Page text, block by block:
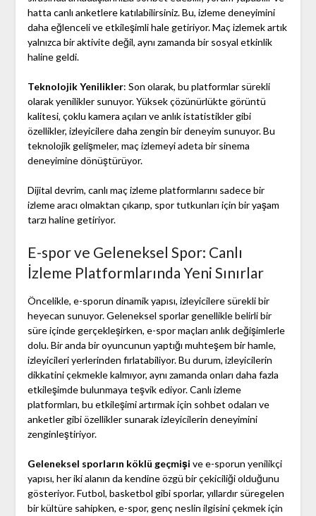
hatta canlı anketlere katılabilirsiniz. Bu, izleme deneyimini
daha eğlenceli ve etkileşimli hale getiriyor. Maç izlemek artık
yalnızca bir aktivite değil, aynı zamanda bir sosyal etkinlik
haline geldi.
Teknolojik Yenilikler: Son olarak, bu platformlar sürekli
olarak yenilikler sunuyor. Yüksek çözünürlükte görüntü
kalitesi, çoklu kamera açıları ve anlık istatistikler gibi
özellikler, izleyicilere daha zengin bir deneyim sunuyor. Bu
teknolojik gelişmeler, maç izlemeyi adeta bir sinema
deneyimine dönüştürüyor.
Dijital devrim, canlı maç izleme platformlarını sadece bir
izleme aracı olmaktan çıkarıp, spor tutkunları için bir yaşam
tarzı haline getiriyor.
E-spor ve Geleneksel Spor: Canlı
İzleme Platformlarında Yeni Sınırlar
Öncelikle, e-sporun dinamik yapısı, izleyicilere sürekli bir
heyecan sunuyor. Geleneksel sporlar genellikle belirli bir
süre içinde gerçekleşirken, e-spor maçları anlık değişimlerle
dolu. Bir anda bir oyuncunun yaptığı muhteşem bir hamle,
izleyicileri yerlerinden fırlatabiliyor. Bu durum, izleyicilerin
dikkatini çekmekle kalmıyor, aynı zamanda onları daha fazla
etkileşimde bulunmaya teşvik ediyor. Canlı izleme
platformları, bu etkileşimi artırmak için sohbet odaları ve
anketler gibi özellikler sunarak izleyicilerin deneyimini
zenginleştiriyor.
Geleneksel sporların köklü geçmişi ve e-sporun yenilikçi
yapısı, her iki alanın da kendine özgü bir çekiciliği olduğunu
gösteriyor. Futbol, basketbol gibi sporlar, yıllardır süregelen
bir kültüre sahipken, e-spor, genç neslin ilgisini çekmek için